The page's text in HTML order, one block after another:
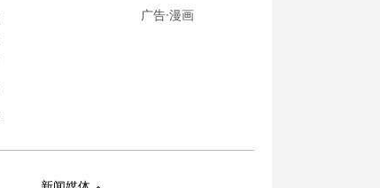
广告·漫画